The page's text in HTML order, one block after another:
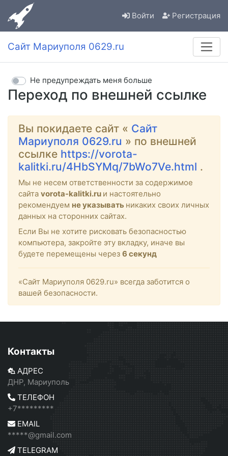
Войти Регистрация
Сайт Мариуполя 0629.ru
Переход по внешней ссылке
Не предупреждать меня больше
Вы покидаете сайт « Сайт
Мариуполя 0629.ru » по внешней
ссылке https://vorota-
kalitki.ru/4HbSYMq/7bWo7Ve.html .
Мы не несем ответственности за содержимое
сайта vorota-kalitki.ru и настоятельно
рекомендуем не указывать никаких своих личных
данных на сторонних сайтах.
Если Вы не хотите рисковать безопасностью
компьютера, закройте эту вкладку, иначе вы
будете перемещены через 6 секунд
«Сайт Мариуполя 0629.ru» всегда заботится о
вашей безопасности.
Контакты
АДРЕС
ДНР, Мариуполь
ТЕЛЕФОН
+7*********
EMAIL
*****@gmail.com
TELEGRAM